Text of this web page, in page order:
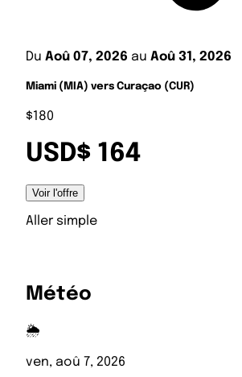
Du Aoû 07, 2026 au Aoû 31, 2026
Miami (MIA) vers Curaçao (CUR)
$180
USD$ 164
Voir l'offre
Aller simple
Météo
🌦️
ven, aoû 7, 2026